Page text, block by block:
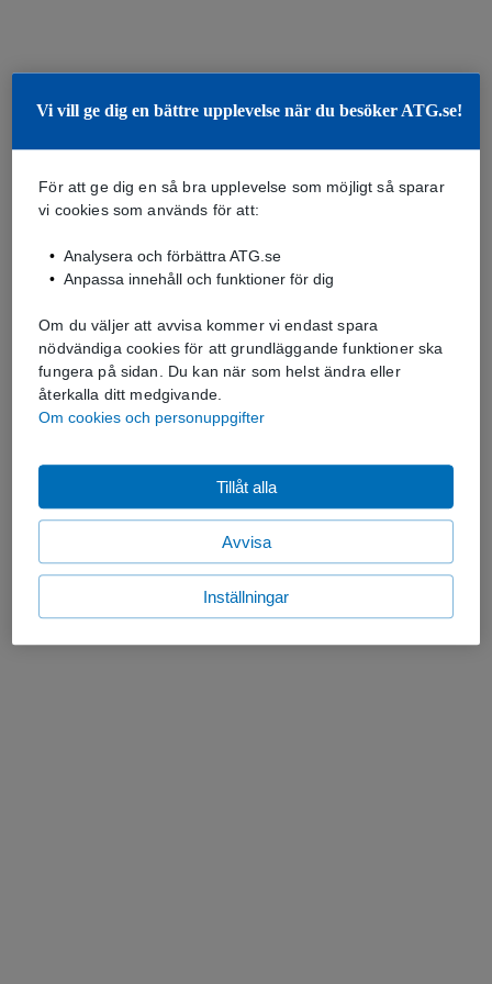
Vi vill ge dig en bättre upplevelse när du besöker ATG.se!
För att ge dig en så bra upplevelse som möjligt så sparar
vi cookies som används för att:
Analysera och förbättra ATG.se
Anpassa innehåll och funktioner för dig
Om du väljer att avvisa kommer vi endast spara
nödvändiga cookies för att grundläggande funktioner ska
fungera på sidan. Du kan när som helst ändra eller
återkalla ditt medgivande.
Om cookies och personuppgifter
Avvisa
Tillåt alla
Inställningar